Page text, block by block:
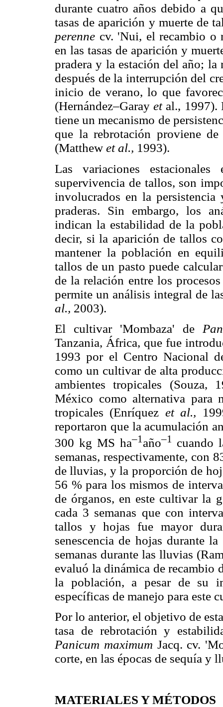
durante cuatro años debido a
tasas de aparición y muerte de
perenne cv. 'Nui, el recambio o
en las tasas de aparición y
pradera y la estación del año; la
después de la interrupción del
inicio de verano, lo que
(Hernández–Garayet al., 1997).
tiene un mecanismo de
que la rebrotación proviene
(Matthew et al., 1993).
Las variaciones
supervivencia de tallos, son
involucrados en la
praderas. Sin embargo, los
indican la estabilidad de la
decir, si la aparición de tallos
mantener la población en
tallos de un pasto puede
de la relación entre los
permite un análisis integral de
al., 2003).
El cultivar 'Mombaza' de
Tanzania, África, que fue
1993 por el Centro Nacional
como un cultivar de alta
ambientes tropicales (Souza,
México como alternativa para
tropicales (Enríquez et al.,
reportaron que la acumulación
300 kg MS ha–1 año–1
cuando
semanas, respectivamente, con
de lluvias, y la proporción de
56 % para los mismos de
de órganos, en este cultivar la
cada 3 semanas que con
tallos y hojas fue mayor
senescencia de hojas durante
semanas durante las lluvias
evaluó la dinámica de recambio
la población, a pesar de su
específicas de manejo para este
Por lo anterior, el objetivo de
tasa de rebrotación y
Panicum maximum Jacq. cv.
corte, en las épocas de sequía y
MATERIALES Y MÉTODOS